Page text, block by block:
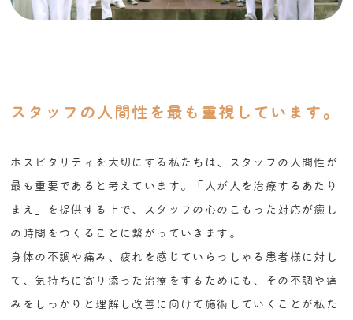
スタッフの人間性を最も重視しています。
ホスピタリティを大切にする私たちは、スタッフの人間性が
最も重要であると考えています。「人が人を治療するあたり
まえ」を提供する上で、スタッフの心のこもった対応が癒し
の時間をつくることに繋がっていきます。
身体の不調や痛み、疲れを感じていらっしゃる患者様に対し
て、気持ちに寄り添った治療をするためにも、その不調や痛
みをしっかりと理解し改善に向けて施術していくことが私た